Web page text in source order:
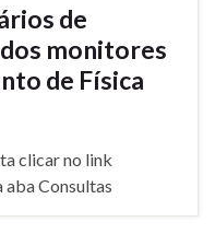
de
monitores
de Física
clicar no link
Consultas